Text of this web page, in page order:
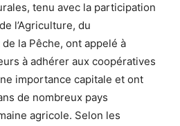
tenu avec la participation
l’Agriculture, du
la Pêche, ont appelé à
à adhérer aux coopératives
importance capitale et ont
de nombreux pays
agricole. Selon les